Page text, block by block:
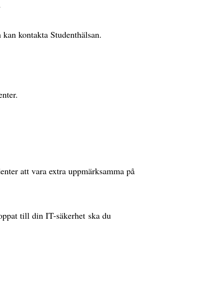
kontakta Studenthälsan.
att vara extra uppmärksamma på
till din IT-säkerhet ska du